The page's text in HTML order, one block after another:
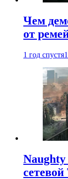
Чем
от
1 год спустя
Naughty